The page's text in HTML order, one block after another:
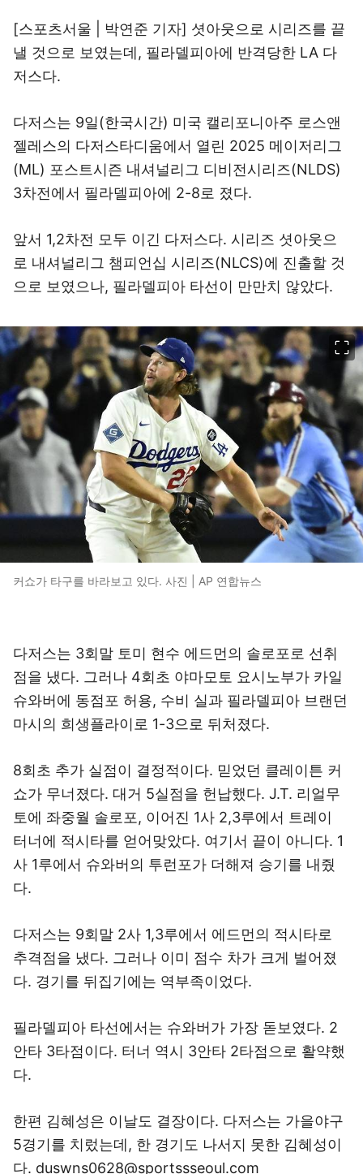
[스포츠서울 | 박연준 기자] 셧아웃으로 시리즈를 끝
낼 것으로 보였는데, 필라델피아에 반격당한 LA 다
저스다.
다저스는 9일(한국시간) 미국 캘리포니아주 로스앤
젤레스의 다저스타디움에서 열린 2025 메이저리그
(ML) 포스트시즌 내셔널리그 디비전시리즈(NLDS)
3차전에서 필라델피아에 2-8로 졌다.
앞서 1,2차전 모두 이긴 다저스다. 시리즈 셧아웃으
로 내셔널리그 챔피언십 시리즈(NLCS)에 진출할 것
으로 보였으나, 필라델피아 타선이 만만치 않았다.
커쇼가 타구를 바라보고 있다. 사진 | AP 연합뉴스
다저스는 3회말 토미 현수 에드먼의 솔로포로 선취
점을 냈다. 그러나 4회초 야마모토 요시노부가 카일
슈와버에 동점포 허용, 수비 실과 필라델피아 브랜던
마시의 희생플라이로 1-3으로 뒤처졌다.
8회초 추가 실점이 결정적이다. 믿었던 클레이튼 커
쇼가 무너졌다. 대거 5실점을 헌납했다. J.T. 리얼무
토에 좌중월 솔로포, 이어진 1사 2,3루에서 트레이
터너에 적시타를 얻어맞았다. 여기서 끝이 아니다. 1
사 1루에서 슈와버의 투런포가 더해져 승기를 내줬
다.
다저스는 9회말 2사 1,3루에서 에드먼의 적시타로
추격점을 냈다. 그러나 이미 점수 차가 크게 벌어졌
다. 경기를 뒤집기에는 역부족이었다.
필라델피아 타선에서는 슈와버가 가장 돋보였다. 2
안타 3타점이다. 터너 역시 3안타 2타점으로 활약했
다.
한편 김혜성은 이날도 결장이다. 다저스는 가을야구
5경기를 치렀는데, 한 경기도 나서지 못한 김혜성이
다. duswns0628@sportssseoul.com